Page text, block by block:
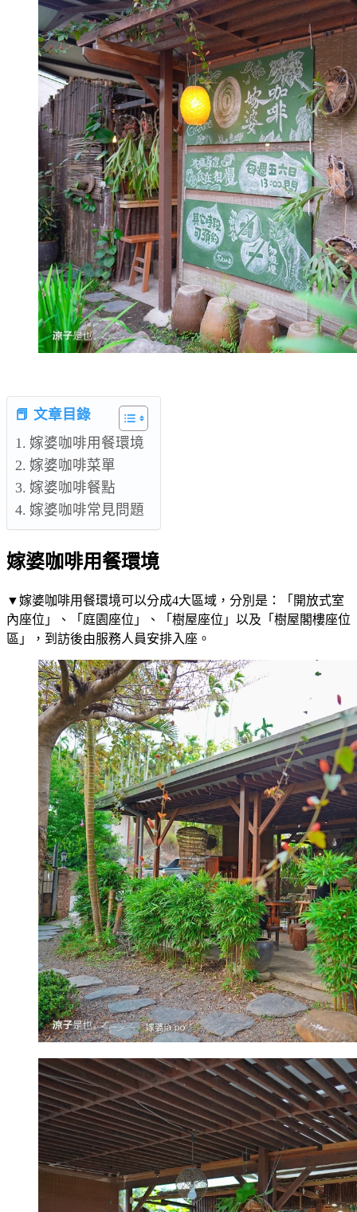
📕 文章目錄
嫁婆咖啡用餐環境
嫁婆咖啡菜單
嫁婆咖啡餐點
嫁婆咖啡常見問題
嫁婆咖啡用餐環境
▼嫁婆咖啡用餐環境可以分成4大區域，分別是：「開放式室
內座位」、「庭園座位」、「樹屋座位」以及「樹屋閣樓座位
區」，到訪後由服務人員安排入座。